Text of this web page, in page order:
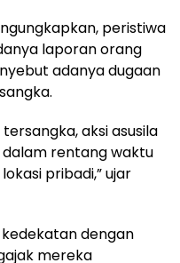
peristiwa
laporan orang
adanya dugaan
aksi asusila
rentang waktu
pribadi,” ujar
dengan
mereka